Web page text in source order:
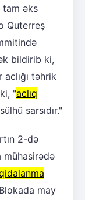
tam əks
Quterreş
bildirib ki,
təhrik
"aclıq
sarsıdır."
2-də
may